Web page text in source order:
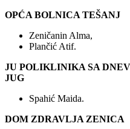
OPĆA BOLNICA TEŠANJ
Zeničanin Alma,
Plančić Atif.
JU POLIKLINIKA SA
JUG
Spahić Maida.
DOM ZDRAVLJA ZENICA